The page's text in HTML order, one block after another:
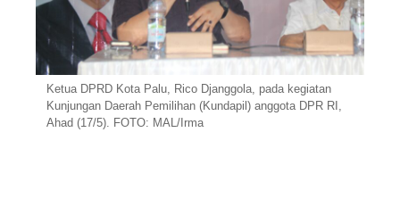
Ketua DPRD Kota Palu, Rico Djanggola, pada kegiatan
Kunjungan Daerah Pemilihan (Kundapil) anggota DPR RI,
Ahad (17/5). FOTO: MAL/Irma